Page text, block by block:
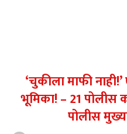
‘चुकीला माफी
भूमिका! – 21 पोलीस
पोलीस